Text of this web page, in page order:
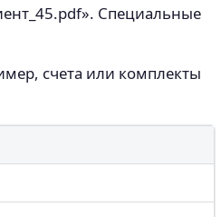
Специальные
счета или комплекты